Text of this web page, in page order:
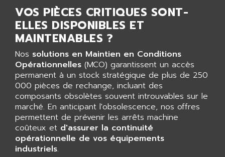
SERVOPACK
UNIDRIVE
FMV
DIGIDRIVE SE
SIGMA II
VERITRON
PANELVIEW
AXUMERIK
PROVIT
GRADIPAK
ALFA PROGETTI
ALFA ROBOT
ALFA ROMEO
ALFAA
ALFA-LAVAL
ALFASISTEL
ALFATRONIX
ALFONS HAAR
ALICAT SCIENTIFIC
ALIZEA
ALL TERMINALS
VOS PIÈCES CRITIQUES SONT-
ELLES DISPONIBLES ET
MAINTENABLES ?
Nos solutions en Maintien en Conditions
Opérationnelles (MCO) garantissent un accès
permanent à un stock stratégique de plus de 250
000 pièces de rechange, incluant des
composants obsolètes souvent introuvables sur le
marché. En anticipant l'obsolescence, nos offres
permettent de prévenir les arrêts machine
coûteux et d'assurer la continuité
opérationnelle de vos équipements
industriels.